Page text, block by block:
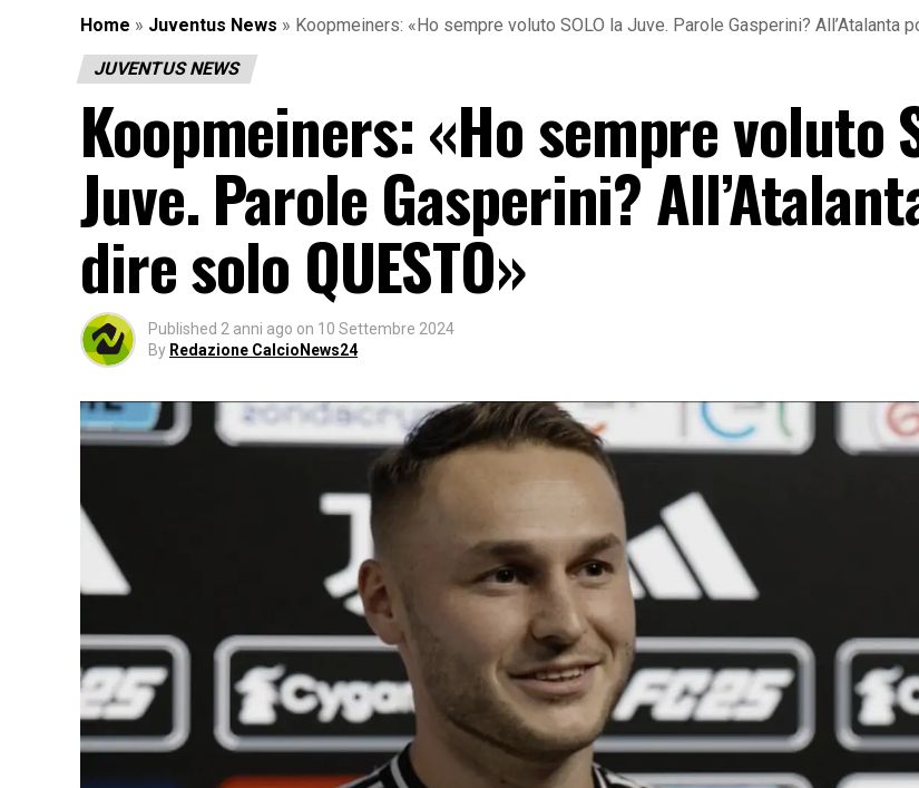
Home » Juventus News » Koopmeiners: «Ho sempre voluto SOLO la Juve. Parole Gasperini? All’Atalanta
JUVENTUS NEWS
Koopmeiners: «Ho sempre voluto
Juve. Parole Gasperini?
dire solo QUESTO»
Published 2 anni ago on 10 Settembre 2024
By Redazione CalcioNews24